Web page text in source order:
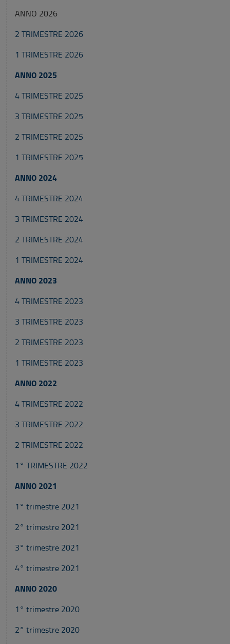
ANNO 2026
2 TRIMESTRE 2026
1 TRIMESTRE 2026
ANNO 2025
4 TRIMESTRE 2025
3 TRIMESTRE 2025
2 TRIMESTRE 2025
1 TRIMESTRE 2025
ANNO 2024
4 TRIMESTRE 2024
3 TRIMESTRE 2024
2 TRIMESTRE 2024
1 TRIMESTRE 2024
ANNO 2023
4 TRIMESTRE 2023
3 TRIMESTRE 2023
2 TRIMESTRE 2023
1 TRIMESTRE 2023
ANNO 2022
4 TRIMESTRE 2022
3 TRIMESTRE 2022
2 TRIMESTRE 2022
1° TRIMESTRE 2022
ANNO 2021
1° trimestre 2021
2° trimestre 2021
3° trimestre 2021
4° trimestre 2021
ANNO 2020
1° trimestre 2020
2° trimestre 2020